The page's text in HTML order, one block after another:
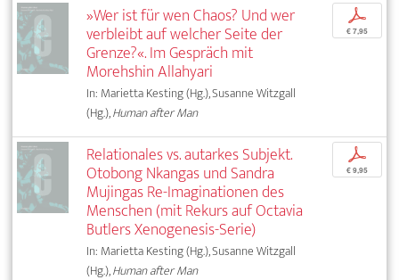
»Wer ist für wen Chaos? Und wer
verbleibt auf welcher Seite der
Grenze?«. Im Gespräch mit
Morehshin Allahyari
In: Marietta Kesting (Hg.), Susanne Witzgall
(Hg.),Human after Man
p
€ 7,95
Relationales vs. autarkes Subjekt.
Otobong Nkangas und Sandra
Mujingas Re-Imaginationen des
Menschen (mit Rekurs auf Octavia
Butlers Xenogenesis-Serie)
In: Marietta Kesting (Hg.), Susanne Witzgall
(Hg.),Human after Man
p
€ 9,95